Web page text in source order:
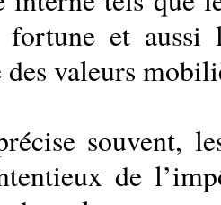
et aussi
des valeurs
souvent,
de